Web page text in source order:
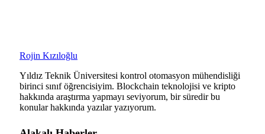
Rojin Kızıloğlu
Yıldız Teknik Üniversitesi kontrol otomasyon mühendisliği
birinci sınıf öğrencisiyim. Blockchain teknolojisi ve kripto
hakkında araştırma yapmayı seviyorum, bir süredir bu
konular hakkında yazılar yazıyorum.